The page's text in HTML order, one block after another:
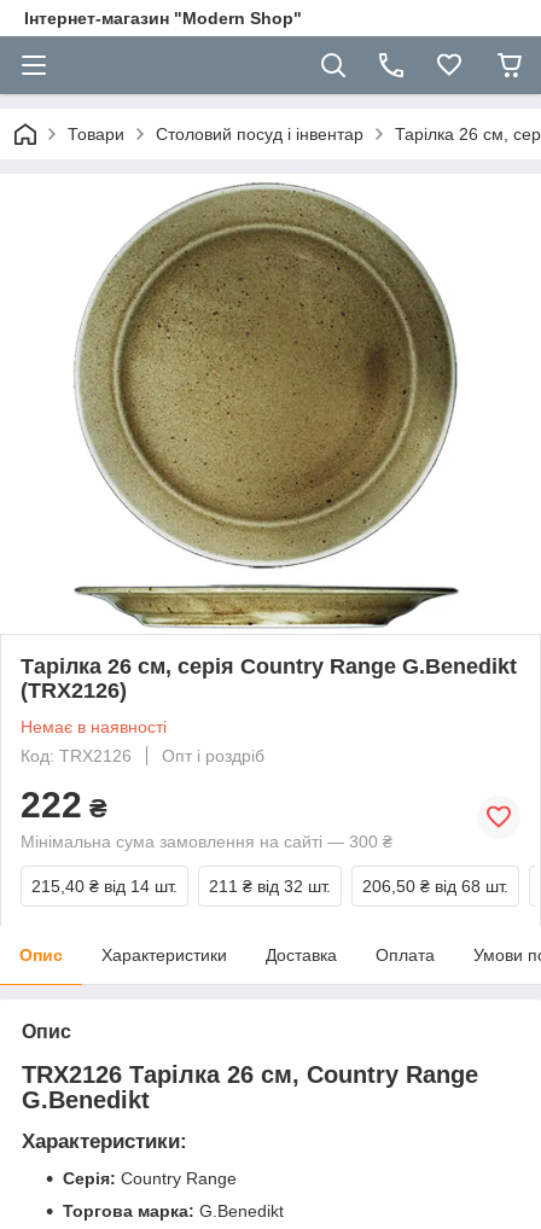
Інтернет-магазин "Modern Shop"
Товари Столовий посуд і інвентар Тарілка 26 см,
Тарілка 26 см, серія Country Range G.Benedikt
(TRX2126)
Немає в наявності
Код: TRX2126
Опт і роздріб
222 ₴
Мінімальна сума замовлення на сайті — 300 ₴
215,40 ₴ від 14 шт. 211 ₴ від 32 шт. 206,50 ₴ від 68 шт.
Опис Характеристики Доставка Оплата Умови
Опис
TRX2126 Тарілка 26 см, Country Range
G.Benedikt
Характеристики:
Серія: Country Range
Торгова марка: G.Benedikt